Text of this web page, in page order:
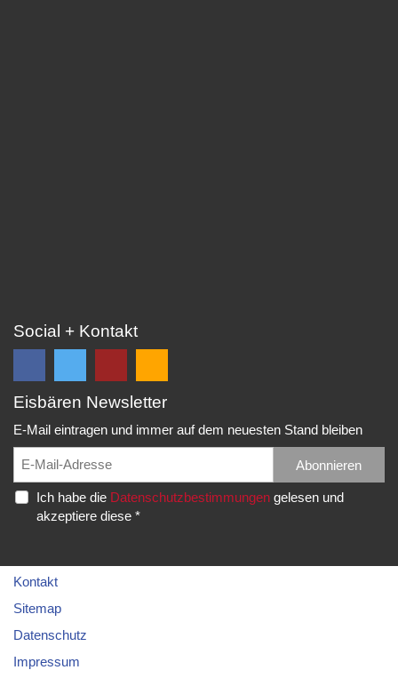
Social + Kontakt
Folge
auf
Facebook
und
erhalte
die
Folge
auf
Twitter
und
erhalte
die
EC
Eppelheim
Rudolf-
Diesel-
Str.
Eppelheim
Falls
unsere
Spielberichte,
etc.
Eisbären Newsletter
E-Mail eintragen und immer auf dem neuesten Stand bleiben
Abonnieren
Ich habe die Datenschutzbestimmungengelesen und
akzeptiere diese *
Kontakt
Sitemap
Datenschutz
Impressum